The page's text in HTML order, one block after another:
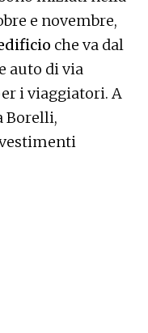
e novembre,
che va dal
auto di via
i viaggiatori. A
Borelli,